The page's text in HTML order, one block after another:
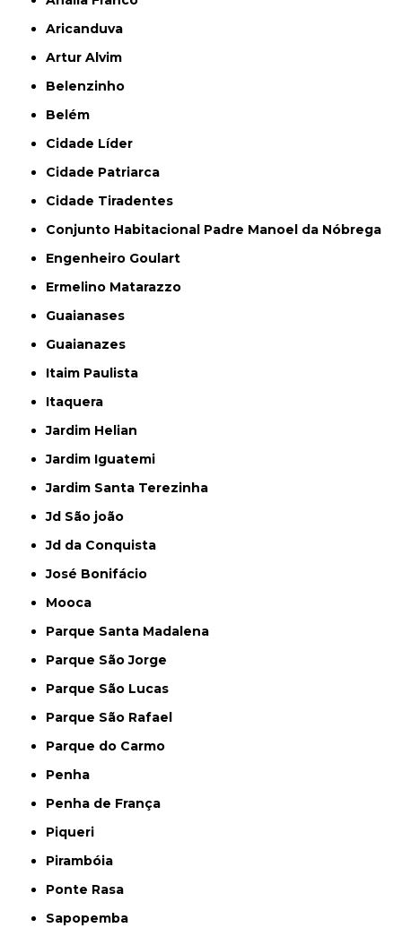
Aricanduva
Artur Alvim
Belenzinho
Belém
Cidade Líder
Cidade Patriarca
Cidade Tiradentes
Conjunto Habitacional Padre Manoel da Nóbrega
Engenheiro Goulart
Ermelino Matarazzo
Guaianases
Guaianazes
Itaim Paulista
Itaquera
Jardim Helian
Jardim Iguatemi
Jardim Santa Terezinha
Jd São joão
Jd da Conquista
José Bonifácio
Mooca
Parque Santa Madalena
Parque São Jorge
Parque São Lucas
Parque São Rafael
Parque do Carmo
Penha
Penha de França
Piqueri
Pirambóia
Ponte Rasa
Sapopemba